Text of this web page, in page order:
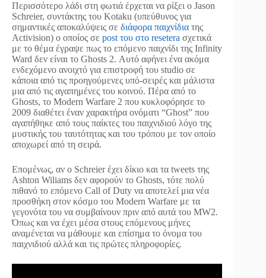
Περισσότερο λάδι στη φωτιά έρχεται να ρίξει ο Jason
Schreier, συντάκτης του Kotaku (υπεύθυνος για
σημαντικές αποκαλύψεις σε διάφορα παιχνίδια της
Activision) ο οποίος σε post του στο resetera σχετικά
με το θέμα έγραψε πως το επόμενο παιχνίδι της Infinity
Ward δεν είναι το Ghosts 2. Αυτό αφήνει ένα ακόμα
ενδεχόμενο ανοιχτό για επιστροφή του studio σε
κάποια από τις προηγούμενες υπό-σειρές και μάλιστα
μια από τις αγαπημένες του κοινού. Πέρα από το
Ghosts, το Modern Warfare 2 που κυκλοφόρησε το
2009 διαθέτει έναν χαρακτήρα ονόματι “Ghost” που
αγαπήθηκε από τους παίκτες του παιχνιδιού λόγο της
μυστικής του ταυτότητας και του τρόπου με τον οποίο
αποχωρεί από τη σειρά.
Επομένως, αν ο Schreier έχει δίκιο και τα tweets της
Ashton Wiliams δεν αφορούν το Ghosts, τότε πολύ
πιθανό το επόμενο Call of Duty να αποτελεί μια νέα
προσθήκη στον κόσμο του Modern Warfare με τα
γεγονότα του να συμβαίνουν πριν από αυτά του MW2.
Όπως και να έχει μέσα στους επόμενους μήνες
αναμένεται να μάθουμε και επίσημα το όνομα του
παιχνιδιού αλλά και τις πρώτες πληροφορίες.